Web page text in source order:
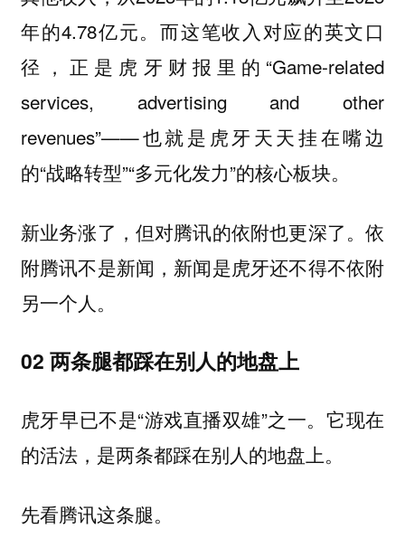
年的4.78亿元。而这笔收入对应的英文口
径，正是虎牙财报里的“Game-related
services, advertising and other
revenues”——也就是虎牙天天挂在嘴边
的“战略转型”“多元化发力”的核心板块。
新业务涨了，但对腾讯的依附也更深了。依
附腾讯不是新闻，新闻是虎牙还不得不依附
另一个人。
02 两条腿都踩在别人的地盘上
虎牙早已不是“游戏直播双雄”之一。它现在
的活法，是两条都踩在别人的地盘上。
先看腾讯这条腿。